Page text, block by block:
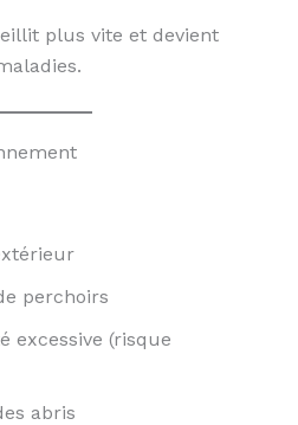
plus vite et devient
perchoirs
excessive (risque
abris